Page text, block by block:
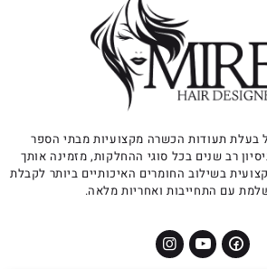
בעלת תעודות הכשרה מקצועיות מבתי הספר
רב שנים בכל סוגי ההחלקות, מזמינה אותך
בשילוב החומרים האיכותיים ביותר לקבלת
עם התחייבות ואחריות מלאה.